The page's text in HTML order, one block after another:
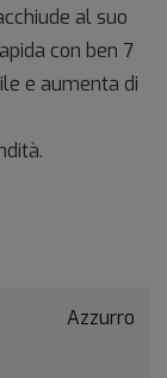
al suo
con ben 7
e aumenta di
Azzurro